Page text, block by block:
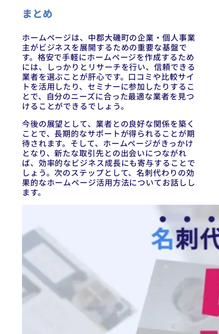
まとめ
ホームページは、中郡大磯町の企業・個人事業
主がビジネスを展開するための重要な基盤で
す。格安で手軽にホームページを作成するため
には、しっかりとリサーチを行い、信頼できる
業者を選ぶことが肝心です。口コミや比較サイ
トを活用したり、セミナーに参加したりするこ
とで、自分のニーズに合った最適な業者を見つ
けることができるでしょう。
今後の展望として、業者との良好な関係を築く
ことで、長期的なサポートが得られることが期
待されます。そして、ホームページがきっかけ
となり、新たな取引先との出会いにつながれ
ば、効率的なビジネス成長にも寄与することで
しょう。次のステップとして、名刺代わりの効
果的なホームページ活用方法についてお話しし
ます。